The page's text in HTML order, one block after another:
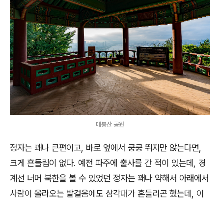
매봉산 공원
정자는 꽤나 큰편이고, 바로 옆에서 쿵쿵 뛰지만 않는다면,
크게 흔들림이 없다. 예전 파주에 출사를 간 적이 있는데, 경
계선 너머 북한을 볼 수 있었던 정자는 꽤나 약해서 아래에서
사람이 올라오는 발걸음에도 삼각대가 흔들리곤 했는데, 이